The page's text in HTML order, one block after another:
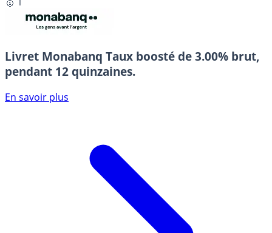
Livret Monabanq Taux boosté de 3.00% brut,
pendant 12 quinzaines.
En savoir plus